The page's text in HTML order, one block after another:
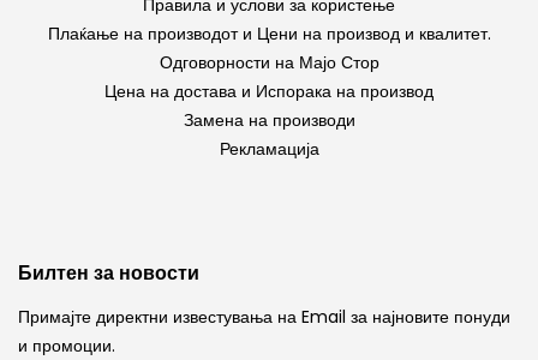
Правила и услови за користење
Плаќање на производот и Цени на производ и квалитет.
Одговорности на Мајо Стор
Цена на достава и Испорака на производ
Замена на производи
Рекламација
Билтен за новости
Примајте директни известувања на Email за најновите понуди
и промоции.